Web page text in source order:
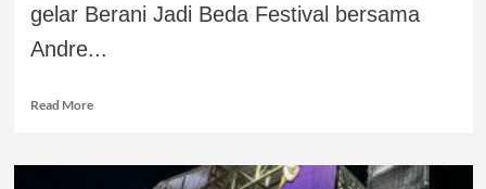
gelar Berani Jadi Beda Festival bersama
Andre...
Read More